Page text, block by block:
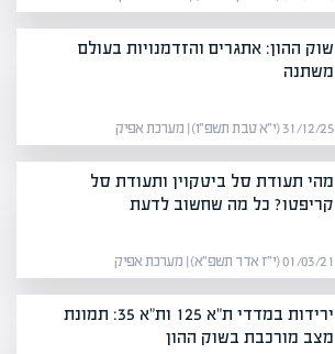
שוק ההון: אתגרים והזדמנויות בעולם
משתנה
31/12/25 (י״א טבת תשפ״ו) | מערכת אפיק
מהי תעודת סל ביטקוין ותעודת סל
קריפטו? כל מה שחשוב לדעת
01/03/21 (י״ז אדר תשפ״א) | מערכת אפיק
ירידות במדדי ת"א 125 ות"א 35: תמונת
מצב מורכבת בשוק ההון